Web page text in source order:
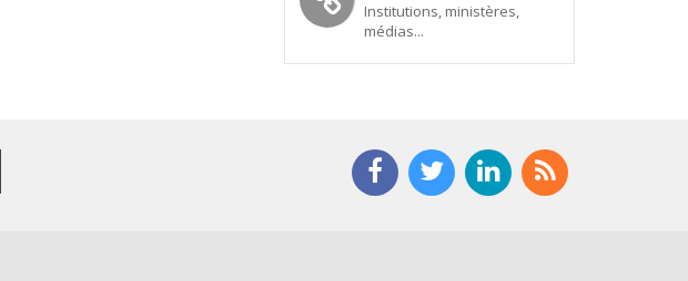
Institutions, ministères,
médias...